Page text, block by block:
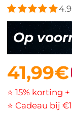
4.9
Op
41,99€
⭐ 15% korting
⭐ Cadeau bij